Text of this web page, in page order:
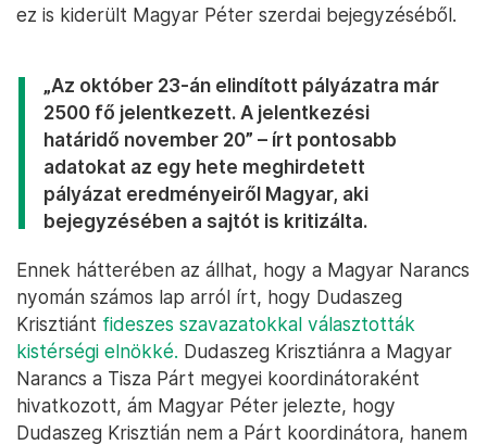
ez is kiderült Magyar Péter szerdai bejegyzéséből.
„Az október 23-án elindított pályázatra már
2500 fő jelentkezett. A jelentkezési
határidő november 20” – írt pontosabb
adatokat az egy hete meghirdetett
pályázat eredményeiről Magyar, aki
bejegyzésében a sajtót is kritizálta.
Ennek hátterében az állhat, hogy a Magyar Narancs
nyomán számos lap arról írt, hogy Dudaszeg
Krisztiánt fideszes szavazatokkal választották
kistérségi elnökké. Dudaszeg Krisztiánra a Magyar
Narancs a Tisza Párt megyei koordinátoraként
hivatkozott, ám Magyar Péter jelezte, hogy
Dudaszeg Krisztián nem a Párt koordinátora, hanem